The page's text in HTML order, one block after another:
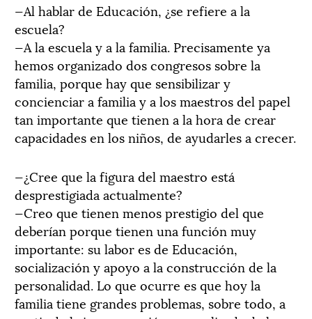
—Al hablar de Educación, ¿se refiere a la
escuela?
—A la escuela y a la familia. Precisamente ya
hemos organizado dos congresos sobre la
familia, porque hay que sensibilizar y
concienciar a familia y a los maestros del papel
tan importante que tienen a la hora de crear
capacidades en los niños, de ayudarles a crecer.
—¿Cree que la figura del maestro está
desprestigiada actualmente?
—Creo que tienen menos prestigio del que
deberían porque tienen una función muy
importante: su labor es de Educación,
socialización y apoyo a la construcción de la
personalidad. Lo que ocurre es que hoy la
familia tiene grandes problemas, sobre todo, a